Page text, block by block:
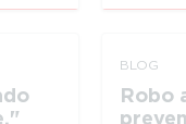
BLOG
Robo